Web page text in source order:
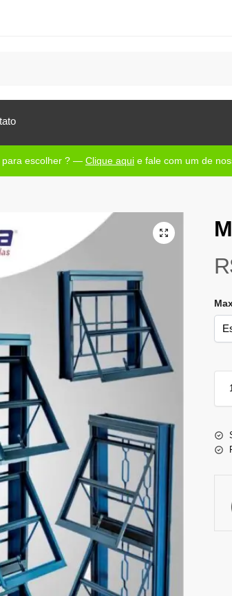
para escolher ? — Clique aquie fale com um de